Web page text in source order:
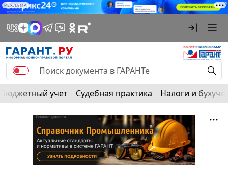
РЕКЛАМА
Бюджетный учет Судебная практика Налоги и